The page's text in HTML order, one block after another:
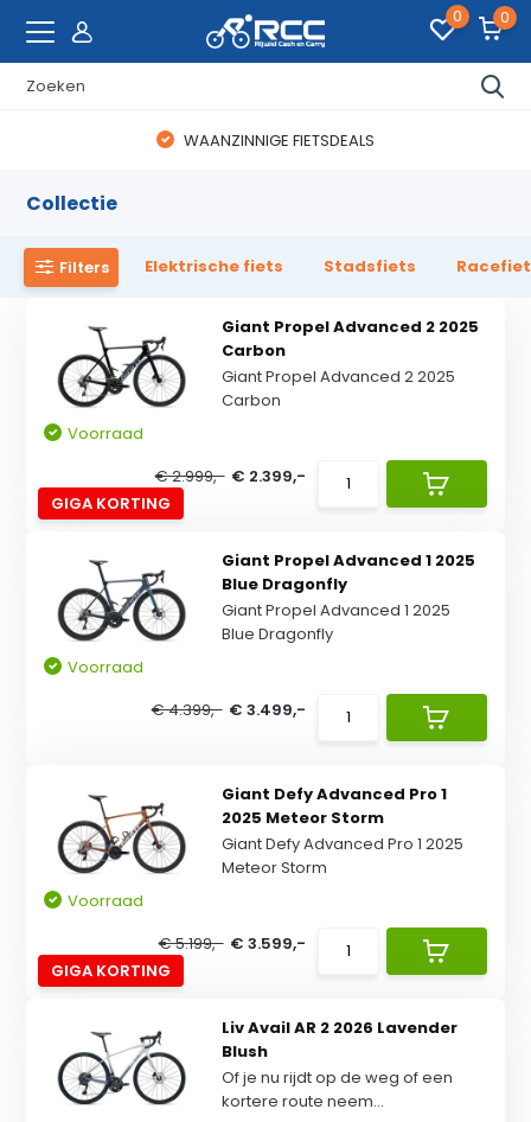
0 0
WAANZINNIGE FIETSDEALS
Collectie
Filters Elektrische fiets Stadsfiets
GIGA KORTING
Giant Propel Advanced 2 2025
Carbon
Giant Propel Advanced 2 2025
Carbon
Voorraad
€ 2.999,- € 2.399,-
Giant Propel Advanced 1 2025
Blue Dragonfly
Giant Propel Advanced 1 2025
Blue Dragonfly
Voorraad
€ 4.399,- € 3.499,-
GIGA KORTING
Giant Defy Advanced Pro 1
2025 Meteor Storm
Giant Defy Advanced Pro 1 2025
Meteor Storm
Voorraad
€ 5.199,- € 3.599,-
Liv Avail AR 2 2026 Lavender
Blush
Of je nu rijdt op de weg of een
kortere route neem...